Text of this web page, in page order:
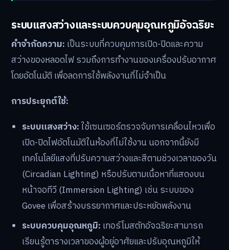
ระบบแสงสว่างและระบบควบคุมอุณหภูมิอัจฉริยะ
คำจำกัดความ: เป็นระบบที่ควบคุมการเปิด-ปิดและความ
สว่างของหลอดไฟ รวมถึงการทำงานของเครื่องปรับอากาศ
โดยอัตโนมัติ เพื่อลดการใช้พลังงานที่ไม่จำเป็น
การประยุกต์ใช้:
ระบบแสงสว่าง:ใช้เซนเซอร์ตรวจจับการเคลื่อนไหวเพื่อ
เปิด-ปิดไฟอัตโนมัติในห้องที่ไม่ใช้งาน นอกจากนี้ยังมี
เทคโนโลยีแสงที่ปรับความสว่างและสีตามช่วงเวลาของวัน
(Circadian Lighting) หรือปรับตามเนื้อหาที่แสดงบน
หน้าจอทีวี (Immersion Lighting) เช่น ระบบของ
Govee เพื่อสร้างบรรยากาศและประหยัดพลังงาน
ระบบควบคุมอุณหภูมิ: เทอร์โมสตัทอัจฉริยะสามารถ
เรียนรู้ตารางเวลาของผู้อยู่อาศัยและปรับอุณหภูมิให้